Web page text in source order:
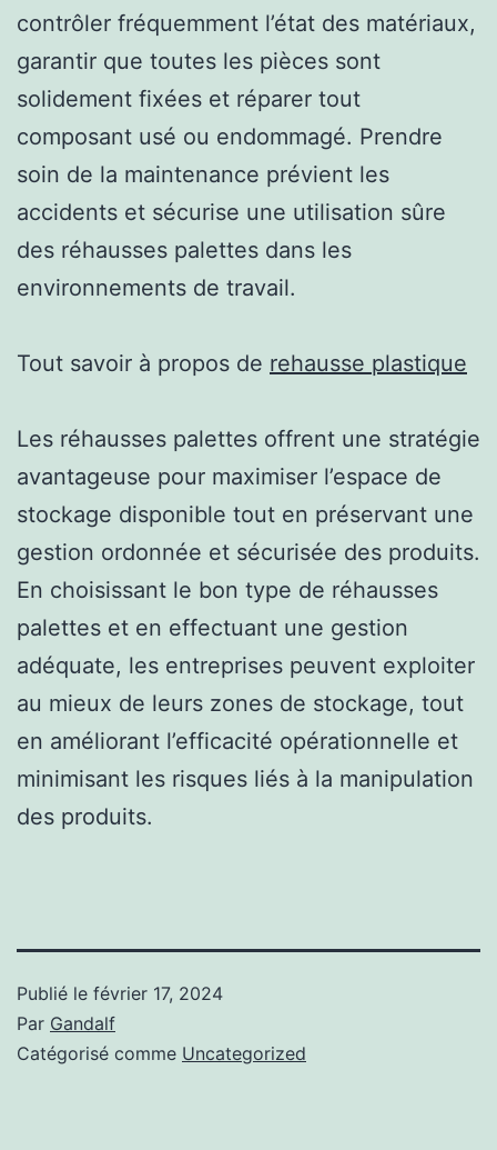
contrôler fréquemment l’état des matériaux,
garantir que toutes les pièces sont
solidement fixées et réparer tout
composant usé ou endommagé. Prendre
soin de la maintenance prévient les
accidents et sécurise une utilisation sûre
des réhausses palettes dans les
environnements de travail.
Tout savoir à propos de rehausse plastique
Les réhausses palettes offrent une stratégie
avantageuse pour maximiser l’espace de
stockage disponible tout en préservant une
gestion ordonnée et sécurisée des produits.
En choisissant le bon type de réhausses
palettes et en effectuant une gestion
adéquate, les entreprises peuvent exploiter
au mieux de leurs zones de stockage, tout
en améliorant l’efficacité opérationnelle et
minimisant les risques liés à la manipulation
des produits.
Publié le février 17, 2024
Par Gandalf
Catégorisé comme Uncategorized